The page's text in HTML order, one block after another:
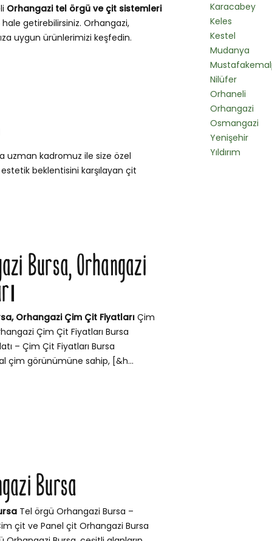
Karacabey
Keles
Kestel
Mudanya
Nilüfer
Orhaneli
Orhangazi
Osmangazi
Yenişehir
Yıldırım
Orhangazi tel örgü ve çit sistemleri
hale getirebilirsiniz. Orhangazi,
uygun ürünlerimizi keşfedin.
uzman kadromuz ile size özel
beklentisini karşılayan çit
Bursa, Orhangazi
Orhangazi Çim Çit Fiyatları Çim
Çim Çit Fiyatları Bursa
– Çim Çit Fiyatları Bursa
çim görünümüne sahip, [&h...
Bursa
Tel örgü Orhangazi Bursa –
çit ve Panel çit Orhangazi Bursa